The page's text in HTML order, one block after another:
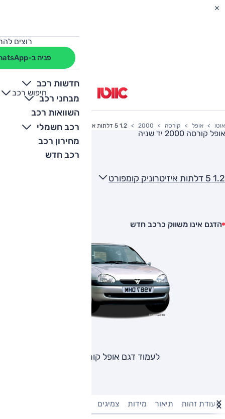
רוצים
פניה ב-WhatsApp
חדשות רכב
מבחני רכב
השוואות רכב
רכב חשמלי
מחירון רכב
רכב חדש
חיפוש רכב
+
-
אוטו אופל קורסה 2000 1.2 5 דלתות איזיטרוניק קומפורט
אופל קורסה 2000 יד שניה
1.2 5 דלתות איזיטרוניק קומפורט
הדגם אינו משווק כרכב חדש
לעמוד דגם אופל קורסה
תעודת זהות תיאור מידות צמיגים